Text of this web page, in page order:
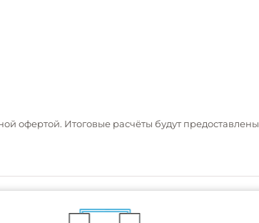
офертой. Итоговые расчёты будут предоставлены